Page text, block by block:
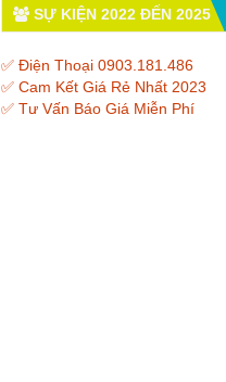
SỰ KIỆN 2022 ĐẾN 2025
✅ Điện Thoại 0903.181.486
✅ Cam Kết Giá Rẻ Nhất 2023
✅ Tư Vấn Báo Giá Miễn Phí